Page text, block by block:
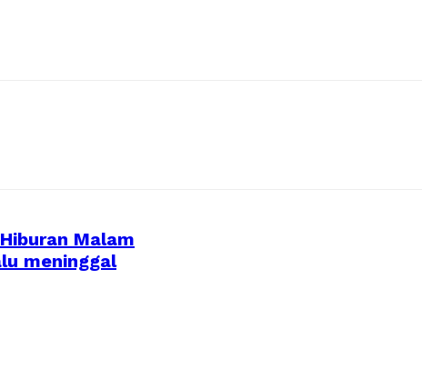
Malam
meninggal